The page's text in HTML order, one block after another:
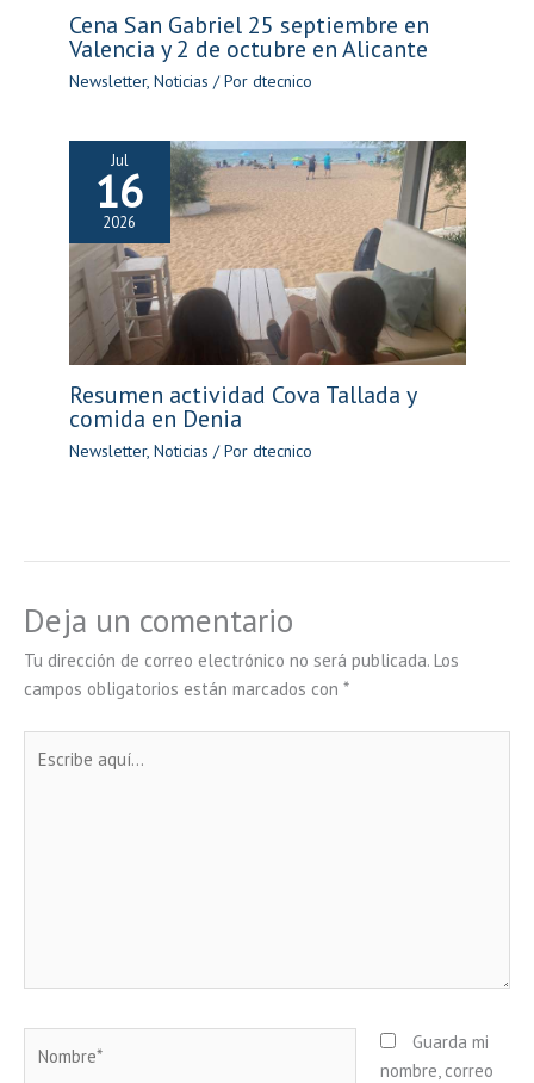
Cena San Gabriel 25 septiembre en
Valencia y 2 de octubre en Alicante
Newsletter, Noticias / Por dtecnico
Jul
16
2026
Resumen actividad Cova Tallada y
comida en Denia
Newsletter, Noticias / Por dtecnico
Deja un comentario
Tu dirección de correo electrónico no será publicada. Los
campos obligatorios están marcados con *
aquí...
Guarda mi
nombre, correo